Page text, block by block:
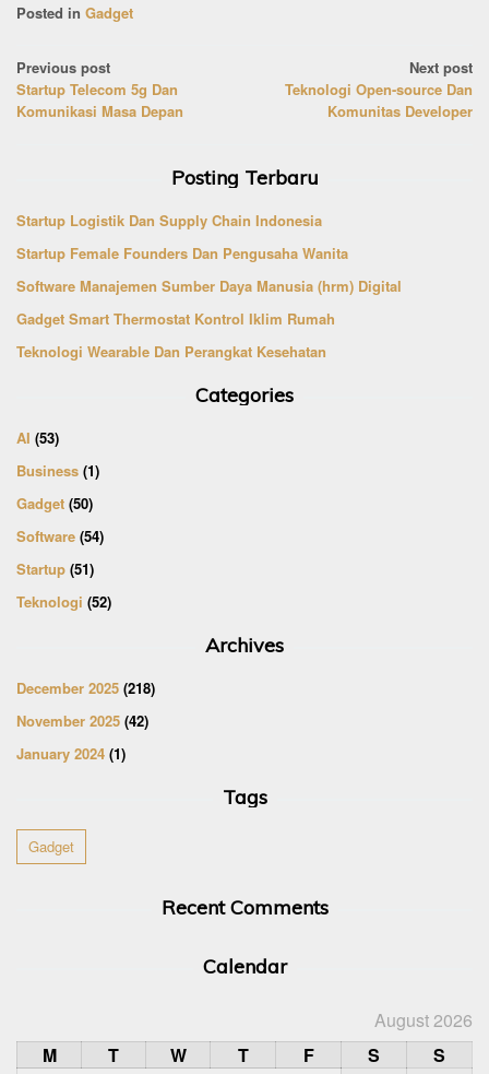
Posted in Gadget
Post
navigation
Previous post
Startup Telecom 5g Dan
Komunikasi Masa Depan
Next post
Teknologi Open-source Dan
Komunitas Developer
Posting Terbaru
Startup Logistik Dan Supply Chain Indonesia
Startup Female Founders Dan Pengusaha Wanita
Software Manajemen Sumber Daya Manusia (hrm) Digital
Gadget Smart Thermostat Kontrol Iklim Rumah
Teknologi Wearable Dan Perangkat Kesehatan
Categories
AI (53)
Business (1)
Gadget (50)
Software (54)
Startup (51)
Teknologi (52)
Archives
December 2025 (218)
November 2025 (42)
January 2024 (1)
Tags
Gadget
Recent Comments
Calendar
August 2026
M
T W T F S
S